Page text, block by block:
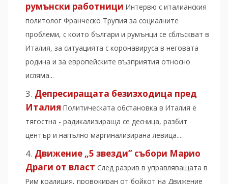
румънски работници Интервю с италианския
политолог Франческо Трупия за социалните
проблеми, с които българи и румънци се сблъскват в
Италия, за ситуацията с коронавируса в неговата
родина и за европейските възприятия относно
исляма...
Депресиращата безизходица пред
Италия Политическата обстановка в Италия е
тягостна - радикализираща се десница, разбит
център и напълно маргинализирана левица....
Движение „5 звезди” събори Марио
Драги от власт След разрив в управляващата в
Рим коалиция, провокиран от бойкот на Движение